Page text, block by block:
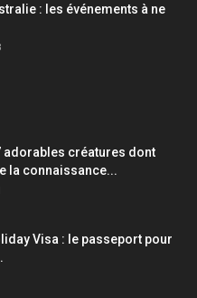
: les événements à ne
adorables créatures dont
la connaissance...
Visa : le passeport pour